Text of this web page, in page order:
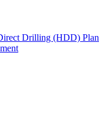
Drilling (HDD) Plan